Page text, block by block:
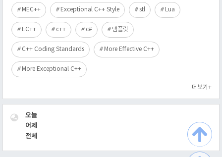
MEC++ Exceptional C++ Style stl Lua
EC++ c++ c# 템플릿
C++ Coding Standards More Effective C++
More Exceptional C++
더보기+
VISITOR
오늘
어제
전체